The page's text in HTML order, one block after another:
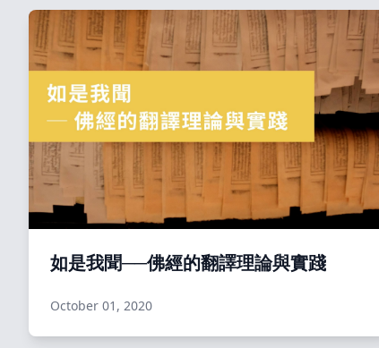
如是我聞──佛經的翻譯理論與實踐
October 01, 2020